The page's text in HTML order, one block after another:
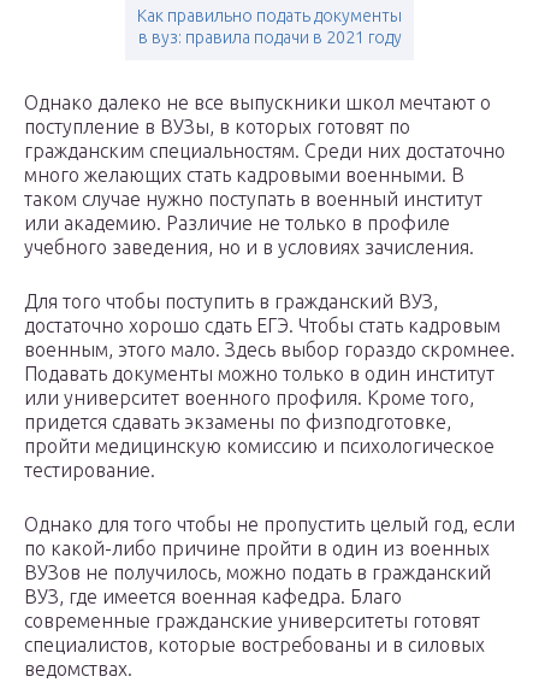
Как правильно подать документы
в вуз: правила подачи в 2021 году
Однако далеко не все выпускники школ мечтают о
поступление в ВУЗы, в которых готовят по
гражданским специальностям. Среди них достаточно
много желающих стать кадровыми военными. В
таком случае нужно поступать в военный институт
или академию. Различие не только в профиле
учебного заведения, но и в условиях зачисления.
Для того чтобы поступить в гражданский ВУЗ,
достаточно хорошо сдать ЕГЭ. Чтобы стать кадровым
военным, этого мало. Здесь выбор гораздо скромнее.
Подавать документы можно только в один институт
или университет военного профиля. Кроме того,
придется сдавать экзамены по физподготовке,
пройти медицинскую комиссию и психологическое
тестирование.
Однако для того чтобы не пропустить целый год, если
по какой-либо причине пройти в один из военных
ВУЗов не получилось, можно подать в гражданский
ВУЗ, где имеется военная кафедра. Благо
современные гражданские университеты готовят
специалистов, которые востребованы и в силовых
ведомствах.